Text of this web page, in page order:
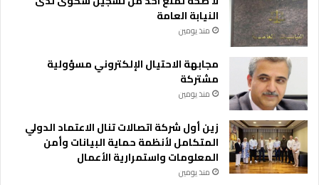
النيابة العامة
منذ يومين
مجابهة الاحتيال الإلكتروني مسؤولية
مشتركة
منذ يومين
زين أول شركة اتصالات تنال الاعتماد الدولي
المتكامل لأنظمة حماية البيانات وأمن
المعلومات واستمرارية الأعمال
منذ يومين